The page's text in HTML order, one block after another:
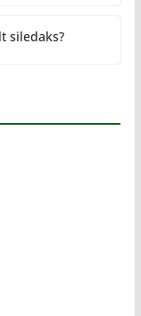
siledaks?